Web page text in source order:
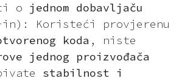
o jednom dobavljaču
in): Koristeći provjerenu
koda , niste
jednog proizvođača
stabilnost i